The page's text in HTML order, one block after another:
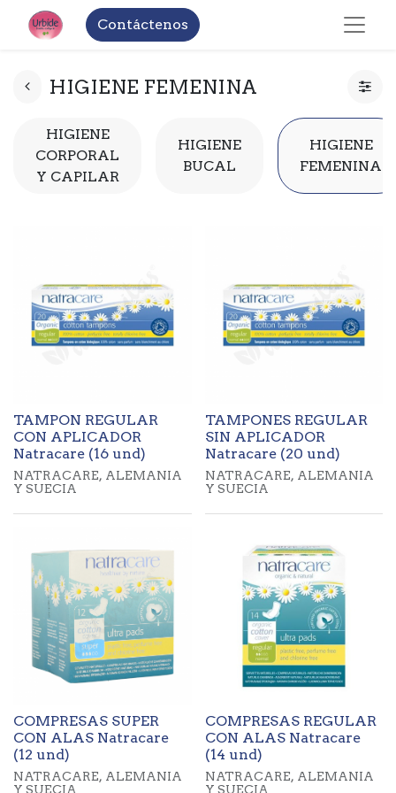
Contáctenos
HIGIENE FEMENINA
HIGIENE
CORPORAL
Y CAPILAR
HIGIENE
BUCAL
HIGIENE
FEMENINA
TAMPON REGULAR
CON APLICADOR
Natracare (16 und)
NATRACARE, ALEMANIA
Y SUECIA
TAMPONES REGULAR
SIN APLICADOR
Natracare (20 und)
NATRACARE, ALEMANIA
Y SUECIA
COMPRESAS SUPER
CON ALAS Natracare
(12 und)
NATRACARE, ALEMANIA
Y SUECIA
COMPRESAS REGULAR
CON ALAS Natracare
(14 und)
NATRACARE, ALEMANIA
Y SUECIA